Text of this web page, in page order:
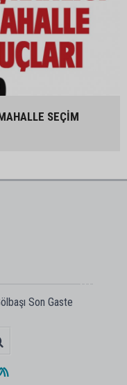
SEÇİM
Son Gaste